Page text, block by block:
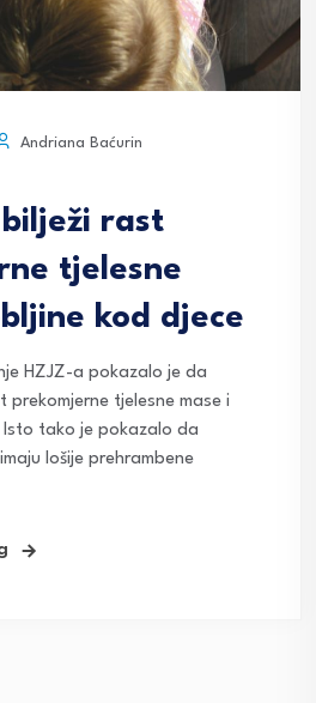
Andriana Baćurin
rast
tjelesne
kod djece
HZJZ-a pokazalo je da
prekomjerne tjelesne mase i
tako je pokazalo da
lošije prehrambene